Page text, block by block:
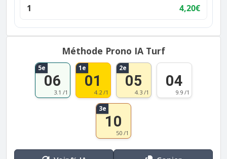
1
4,20€
Méthode Prono IA Turf
5e
06
3.1 /1
1e
01
4.2 /1
2e
05
4.3 /1
04
9.9 /1
3e
10
50 /1